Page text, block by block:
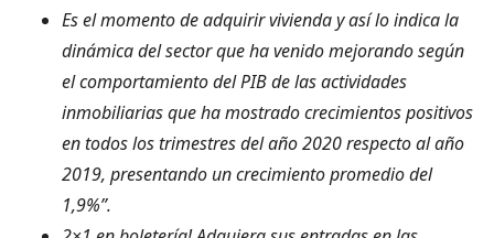
Es el momento de adquirir vivienda y así lo indica la
dinámica del sector que ha venido mejorando según
el comportamiento del PIB de las actividades
inmobiliarias que ha mostrado crecimientos positivos
en todos los trimestres del año 2020 respecto al año
2019, presentando un crecimiento promedio del
1,9%”.